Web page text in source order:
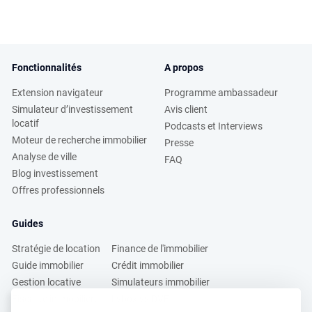
Fonctionnalités
Extension navigateur
Simulateur d’investissement
locatif
Moteur de recherche immobilier
Analyse de ville
Blog investissement
Offres professionnels
A propos
Programme ambassadeur
Avis client
Podcasts et Interviews
Presse
FAQ
Guides
Stratégie de location
Guide immobilier
Gestion locative
Finance de l'immobilier
Crédit immobilier
Simulateurs immobilier